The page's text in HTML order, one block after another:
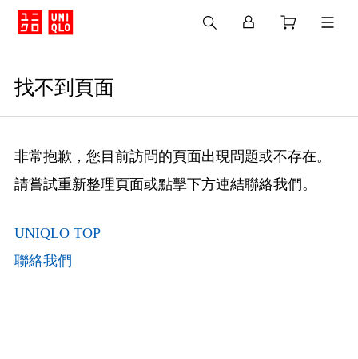
找不到頁面
非常抱歉，您目前訪問的頁面出現問題或不存在。
請嘗試重新整理頁面或點擊下方連結聯絡我們。
UNIQLO TOP
聯絡我們